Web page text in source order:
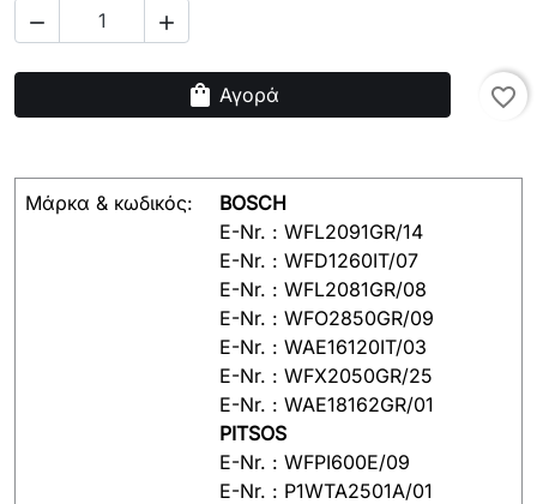
 
shopping_bag Αγορά favorite_border
Μάρκα & κωδικός:
BOSCH
E-Nr. : WFL2091GR/14
E-Nr. : WFD1260IT/07
E-Nr. : WFL2081GR/08
E-Nr. : WFO2850GR/09
E-Nr. : WAE16120IT/03
E-Nr. : WFX2050GR/25
E-Nr. : WAE18162GR/01
PITSOS
E-Nr. : WFPI600E/09
E-Nr. : P1WTA2501A/01